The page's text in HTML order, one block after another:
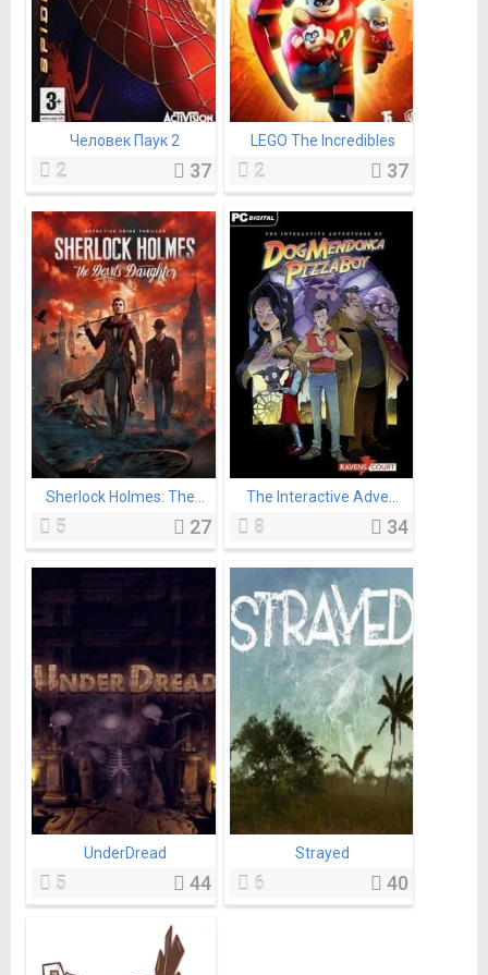
Человек Паук 2
2 37
LEGO The Incredibles
2 37
Sherlock Holmes: The...
5 27
The Interactive Adve...
8 34
UnderDread
5 44
Strayed
6 40